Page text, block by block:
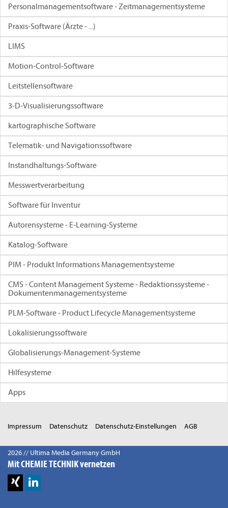
Personalmanagementsoftware - Zeitmanagementsysteme
Praxis-Software (Ärzte - ...)
LIMS
Motion-Control-Software
Leitstellensoftware
3-D-Visualisierungssoftware
kartographische Software
Telematik- und Navigationssoftware
Instandhaltungs-Software
Messwertverarbeitung
Software für Inventur
Autorensysteme - E-Learning-Systeme
Katalog-Software
PIM - Produkt Informations Managementsysteme
CMS - Content Management Systeme - Redaktionssysteme -
Dokumentenmanagementsysteme
PLM-Software - Product Lifecycle Managementsysteme
Lokalisierungssoftware
Globalisierungs-Management-Systeme
Hilfesysteme
Apps
Impressum Datenschutz Datenschutz-Einstellungen AGB
2026 // Ultima Media Germany GmbH
Mit CHEMIE TECHNIK vernetzen